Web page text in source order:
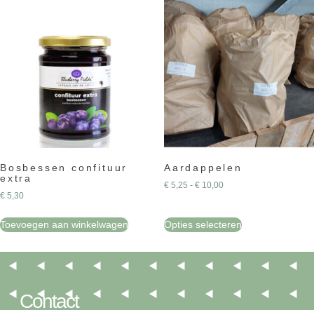
Bosbessen confituur
extra
€ 5,30
Toevoegen aan winkelwagen
Aardappelen
€ 5,25 - € 10,00
Opties selecteren
Contact